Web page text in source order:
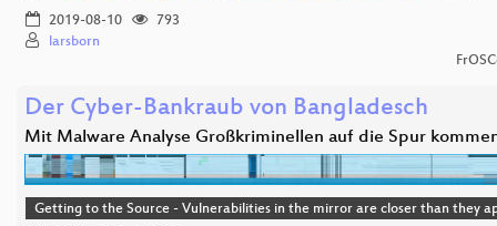
2019-08-10
793
larsborn
Der Cyber-Bankraub von Bangladesch
Mit Malware Analyse Großkriminellen auf die Spur
Getting to the Source - Vulnerabilities in the mirror are closer than they